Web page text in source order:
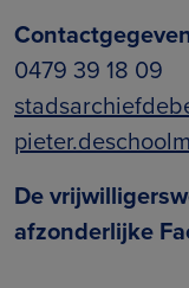
0479 39 18 09
De
afzonderlijke